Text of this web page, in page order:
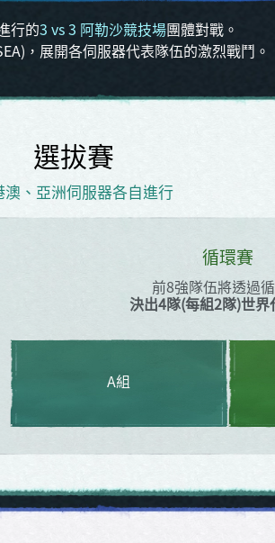
行的3 vs 3 阿勒沙競技場團體對戰。
，展開各伺服器代表隊伍的激烈戰鬥。
選拔賽
澳、亞洲伺服器各自進行
循環賽
前8強隊伍將透過
決出4隊(每組2隊)世界
A組